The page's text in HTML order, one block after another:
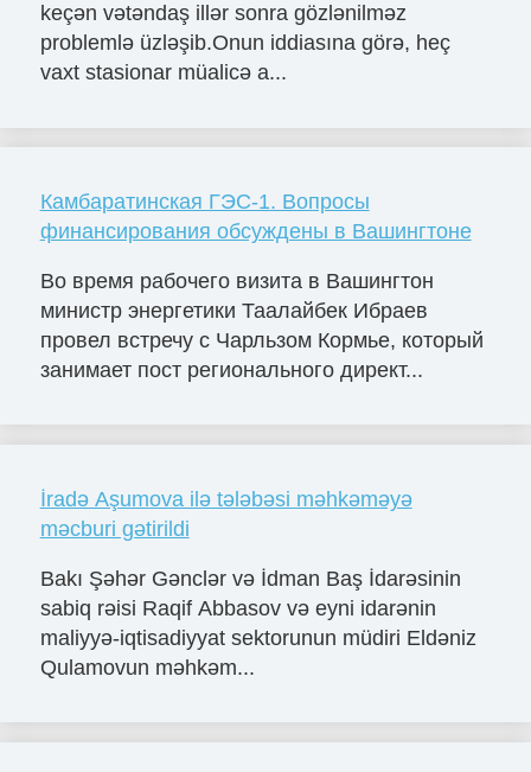
keçən vətəndaş illər sonra gözlənilməz
problemlə üzləşib.Onun iddiasına görə, heç
vaxt stasionar müalicə a...
Камбаратинская ГЭС-1. Вопросы
финансирования обсуждены в Вашингтоне
Во время рабочего визита в Вашингтон
министр энергетики Таалайбек Ибраев
провел встречу с Чарльзом Кормье, который
занимает пост регионального директ...
İradə Aşumova ilə tələbəsi məhkəməyə
məcburi gətirildi
Bakı Şəhər Gənclər və İdman Baş İdarəsinin
sabiq rəisi Raqif Abbasov və eyni idarənin
maliyyə-iqtisadiyyat sektorunun müdiri Eldəniz
Qulamovun məhkəm...